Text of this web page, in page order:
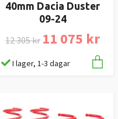
40mm Dacia Duster
09-24
12 305 kr 11 075 kr
I lager, 1-3 dagar